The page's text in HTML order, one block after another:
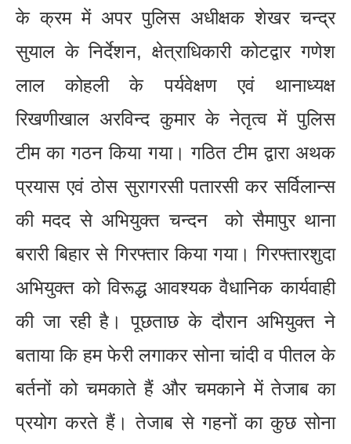
के क्रम में अपर पुलिस अधीक्षक शेखर चन्द्र
सुयाल के निर्देशन, क्षेत्राधिकारी कोटद्वार गणेश
लाल कोहली के पर्यवेक्षण एवं थानाध्यक्ष
रिखणीखाल अरविन्द कुमार के नेतृत्व में पुलिस
टीम का गठन किया गया। गठित टीम द्वारा अथक
प्रयास एवं ठोस सुरागरसी पतारसी कर सर्विलान्स
की मदद से अभियुक्त चन्दन को सैमापुर थाना
बरारी बिहार से गिरफ्तार किया गया। गिरफ्तारशुदा
अभियुक्त को विरूद्ध आवश्यक वैधानिक कार्यवाही
की जा रही है। पूछताछ के दौरान अभियुक्त ने
बताया कि हम फेरी लगाकर सोना चांदी व पीतल के
बर्तनों को चमकाते हैं और चमकाने में तेजाब का
प्रयोग करते हैं। तेजाब से गहनों का कुछ सोना